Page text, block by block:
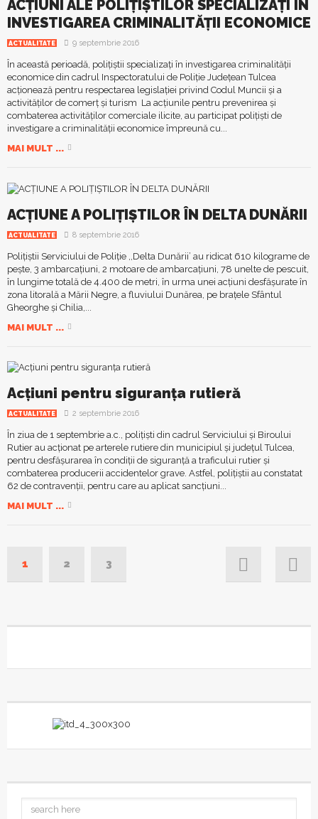
ACȚIUNI ALE POLIȚIȘTILOR SPECIALIZAȚI ÎN
INVESTIGAREA CRIMINALITĂȚII ECONOMICE
ACTUALITATE 9 septembrie 2016
În această perioadă, polițiștii specializați în investigarea criminalității
economice din cadrul Inspectoratului de Poliție Județean Tulcea
acționează pentru respectarea legislației privind Codul Muncii și a
activităților de comerț și turism La acțiunile pentru prevenirea și
combaterea activităților comerciale ilicite, au participat polițiști de
investigare a criminalității economice împreună cu...
MAI MULT ...
ACȚIUNE A POLIȚIȘTILOR ÎN DELTA DUNĂRII
ACTUALITATE 8 septembrie 2016
Polițiștii Serviciului de Poliție ,,Delta Dunării’ au ridicat 610 kilograme de
pește, 3 ambarcațiuni, 2 motoare de ambarcațiuni, 78 unelte de pescuit,
în lungime totală de 4.400 de metri, în urma unei acțiuni desfășurate în
zona litorală a Mării Negre, a fluviului Dunărea, pe brațele Sfântul
Gheorghe și Chilia,...
MAI MULT ...
Acțiuni pentru siguranța rutieră
ACTUALITATE 2 septembrie 2016
În ziua de 1 septembrie a.c., polițiști din cadrul Serviciului și Biroului
Rutier au acționat pe arterele rutiere din municipiul și județul Tulcea,
pentru desfășurarea în condiții de siguranță a traficului rutier și
combaterea producerii accidentelor grave. Astfel, polițiștii au constatat
62 de contravenții, pentru care au aplicat sancțiuni...
MAI MULT ...
1 2 3